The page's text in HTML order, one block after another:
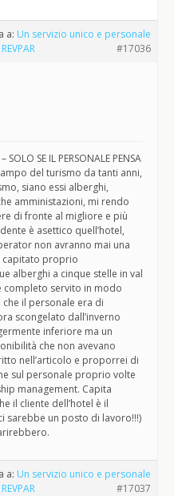
a: Un servizio unico e personale
#17036
SOLO SE IL PERSONALE PENSA
campo del turismo da tanti anni,
siano essi alberghi,
amministazioni, mi rendo
di fronte al migliore e più
è asettico quell’hotel,
non avranno mai una
capitato proprio
alberghi a cinque stelle in val
completo servito in modo
il personale era di
scongelato dall’inverno
inferiore ma un
che non avevano
nell’articolo e proporrei di
sul personale proprio volte
management. Capita
il cliente dell’hotel è il
sarebbe un posto di lavoro!!!)
a: Un servizio unico e personale
#17037